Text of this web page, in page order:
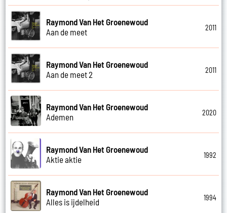
Raymond Van Het Groenewoud
Aan de meet
2011
Raymond Van Het Groenewoud
Aan de meet 2
2011
Raymond Van Het Groenewoud
Ademen
2020
Raymond Van Het Groenewoud
Aktie aktie
1992
Raymond Van Het Groenewoud
Alles is ijdelheid
1994